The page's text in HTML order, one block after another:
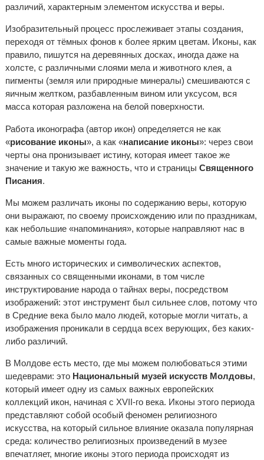
различий, характерным элементом искусства и веры.
Изобразительный процесс прослеживает этапы создания,
переходя от тёмных фонов к более ярким цветам. Иконы, как
правило, пишутся на деревянных досках, иногда даже на
холсте, с различными слоями мела и животного клея, а
пигменты (земля или природные минералы) смешиваются с
яичным желтком, разбавленным вином или уксусом, вся
масса которая разложена на белой поверхности.
Работа иконографа (автор икон) определяется не как
«рисование иконы», а как «написание иконы»: через свои
черты она пронизывает истину, которая имеет такое же
значение и такую же важность, что и страницы Священного
Писания.
Мы можем различать иконы по содержанию веры, которую
они выражают, по своему происхождению или по праздникам,
как небольшие «напоминания», которые направляют нас в
самые важные моменты года.
Есть много исторических и символических аспектов,
связанных со священными иконами, в том числе
инструктирование народа о тайнах веры, посредством
изображений: этот инструмент был сильнее слов, потому что
в Средние века было мало людей, которые могли читать, а
изображения проникали в сердца всех верующих, без каких-
либо различий.
В Молдове есть место, где мы можем полюбоваться этими
шедеврами: это Национальный музей искусств Молдовы,
который имеет одну из самых важных европейских
коллекций икон, начиная с XVII-го века. Иконы этого периода
представляют собой особый феномен религиозного
искусства, на который сильное влияние оказала популярная
среда: количество религиозных произведений в музее
впечатляет, многие иконы этого периода происходят из